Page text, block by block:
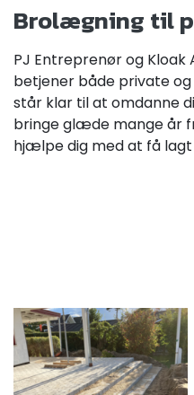
Brolægning til
PJ Entreprenør og
betjener både private
står klar til at omdanne
bringe glæde mange år
hjælpe dig med at få